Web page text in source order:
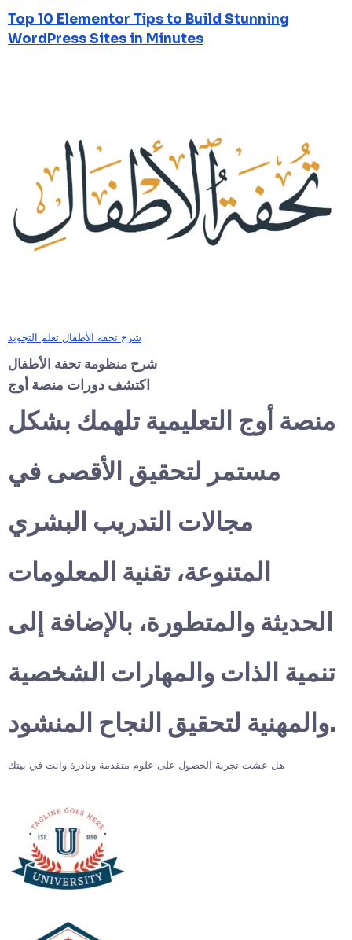
Top 10 Elementor Tips to Build Stunning
WordPress Sites in Minutes
شرح تحفة الأطفال تعلم التجويد
شرح منظومة تحفة الأطفال
اكتشف دورات منصة أوج
منصة أوج التعليمية تلهمك بشكل
مستمر لتحقيق الأقصى في
مجالات التدريب البشري
المتنوعة، تقنية المعلومات
الحديثة والمتطورة، بالإضافة إلى
تنمية الذات والمهارات الشخصية
والمهنية لتحقيق النجاح المنشود.
هل عشت تجربة الحصول على علوم متقدمة ونادرة وانت في بيتك